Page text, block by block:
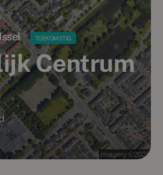
TOEKOMSTIG
Centrum